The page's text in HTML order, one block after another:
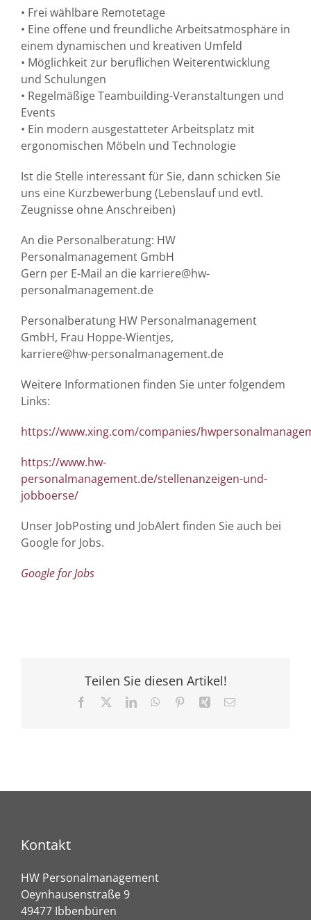
• Frei wählbare Remotetage
• Eine offene und freundliche Arbeitsatmosphäre in
einem dynamischen und kreativen Umfeld
• Möglichkeit zur beruflichen Weiterentwicklung
und Schulungen
• Regelmäßige Teambuilding-Veranstaltungen und
Events
• Ein modern ausgestatteter Arbeitsplatz mit
ergonomischen Möbeln und Technologie
Ist die Stelle interessant für Sie, dann schicken Sie
uns eine Kurzbewerbung (Lebenslauf und evtl.
Zeugnisse ohne Anschreiben)
An die Personalberatung: HW
Personalmanagement GmbH
Gern per E-Mail an die karriere@hw-
personalmanagement.de
Personalberatung HW Personalmanagement
GmbH, Frau Hoppe-Wientjes,
karriere@hw-personalmanagement.de
Weitere Informationen finden Sie unter folgendem
Links:
https://www.xing.com/companies/
https://www.hw-
personalmanagement.de/stellenanzeigen-und-
jobboerse/
Unser JobPosting und JobAlert finden Sie auch bei
Google for Jobs.
Google for Jobs
Teilen Sie diesen Artikel!
Facebook LinkedInWhatsApp
PinterestXing E-
Kontakt
HW Personalmanagement
Oeynhausenstraße 9
49477 Ibbenbüren